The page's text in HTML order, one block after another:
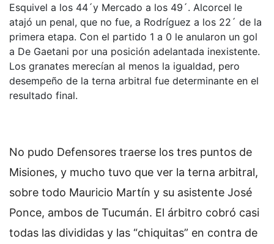
Esquivel a los 44´y Mercado a los 49´. Alcorcel le
atajó un penal, que no fue, a Rodríguez a los 22´ de la
primera etapa. Con el partido 1 a 0 le anularon un gol
a De Gaetani por una posición adelantada inexistente.
Los granates merecían al menos la igualdad, pero
desempeño de la terna arbitral fue determinante en el
resultado final.
No pudo Defensores traerse los tres puntos de
Misiones, y mucho tuvo que ver la terna arbitral,
sobre todo Mauricio Martín y su asistente José
Ponce, ambos de Tucumán. El árbitro cobró casi
todas las divididas y las “chiquitas” en contra de